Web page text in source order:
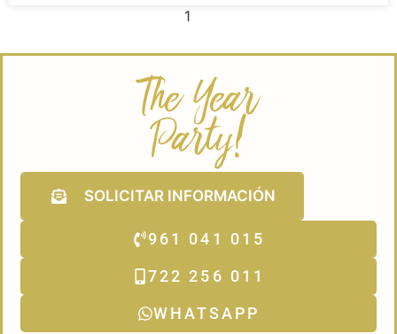
1
SOLICITAR INFORMACIÓN
961 041 015
722 256 011
WHATSAPP